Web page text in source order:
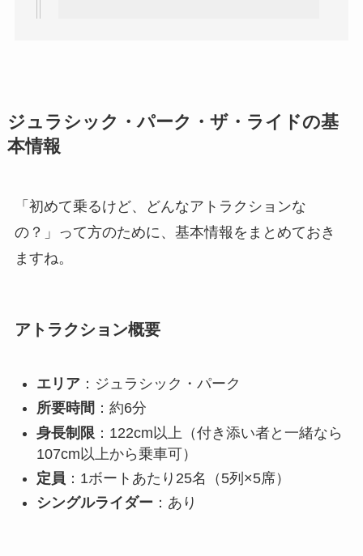
ジュラシック・パーク・ザ・ライドの基
本情報
「初めて乗るけど、どんなアトラクションな
の？」って方のために、基本情報をまとめておき
ますね。
アトラクション概要
エリア：ジュラシック・パーク
所要時間 ：約6分
身長制限 ：122cm以上（付き添い者と一緒なら
107cm以上から乗車可）
定員 ：1ボートあたり25名（5列×5席）
シングルライダー ：あり